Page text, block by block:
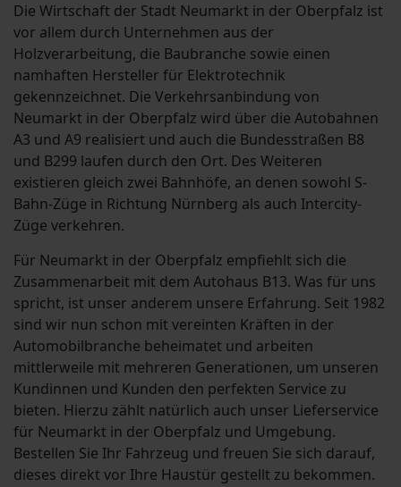
Die Wirtschaft der Stadt Neumarkt in der Oberpfalz ist
vor allem durch Unternehmen aus der
Holzverarbeitung, die Baubranche sowie einen
namhaften Hersteller für Elektrotechnik
gekennzeichnet. Die Verkehrsanbindung von
Neumarkt in der Oberpfalz wird über die Autobahnen
A3 und A9 realisiert und auch die Bundesstraßen B8
und B299 laufen durch den Ort. Des Weiteren
existieren gleich zwei Bahnhöfe, an denen sowohl S-
Bahn-Züge in Richtung Nürnberg als auch Intercity-
Züge verkehren.
Für Neumarkt in der Oberpfalz empfiehlt sich die
Zusammenarbeit mit dem Autohaus B13. Was für uns
spricht, ist unser anderem unsere Erfahrung. Seit 1982
sind wir nun schon mit vereinten Kräften in der
Automobilbranche beheimatet und arbeiten
mittlerweile mit mehreren Generationen, um unseren
Kundinnen und Kunden den perfekten Service zu
bieten. Hierzu zählt natürlich auch unser Lieferservice
für Neumarkt in der Oberpfalz und Umgebung.
Bestellen Sie Ihr Fahrzeug und freuen Sie sich darauf,
dieses direkt vor Ihre Haustür gestellt zu bekommen.